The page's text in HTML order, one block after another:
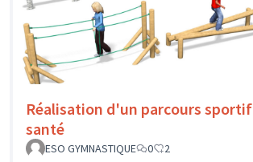
Réalisation d'un parcours sportif
santé
ESO GYMNASTIQUE
0 2